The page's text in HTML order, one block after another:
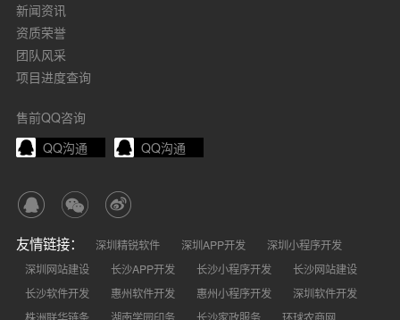
新闻资讯
资质荣誉
团队风采
项目进度查询
售前QQ咨询
QQ沟通
QQ沟通
友情链接： 深圳精锐软件 深圳APP开发
深圳小程序开发
深圳网站建设
长沙APP开发 长沙小程序开发
长沙网站建设
长沙软件开发
惠州软件开发 惠州小程序开发
深圳软件开发
株洲联华链条
湖南学园印务 长沙家政服务 环球农商网